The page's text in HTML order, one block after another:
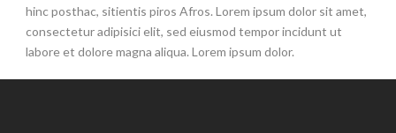
hinc posthac, sitientis piros Afros. Lorem ipsum dolor sit amet,
consectetur adipisici elit, sed eiusmod tempor incidunt ut
labore et dolore magna aliqua. Lorem ipsum dolor.